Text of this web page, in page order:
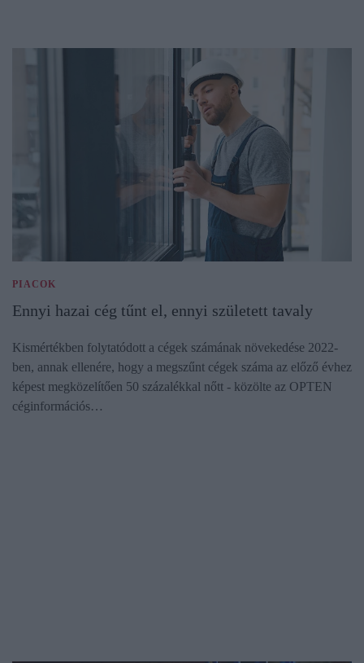
PIACOK
Ennyi hazai cég tűnt el, ennyi született tavaly
Kismértékben folytatódott a cégek számának növekedése 2022-
ben, annak ellenére, hogy a megszűnt cégek száma az előző évhez
képest megközelítően 50 százalékkal nőtt - közölte az OPTEN
céginformációs…